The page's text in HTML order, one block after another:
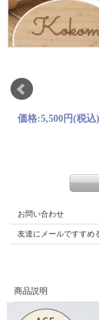
価格:5,500円(税込)
お問い合わせ
友達にメールですすめ
商品説明